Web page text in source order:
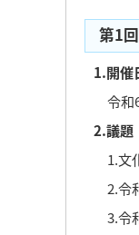
第1回
1.開催
令和
2.議題
1.文
2.令
3.令